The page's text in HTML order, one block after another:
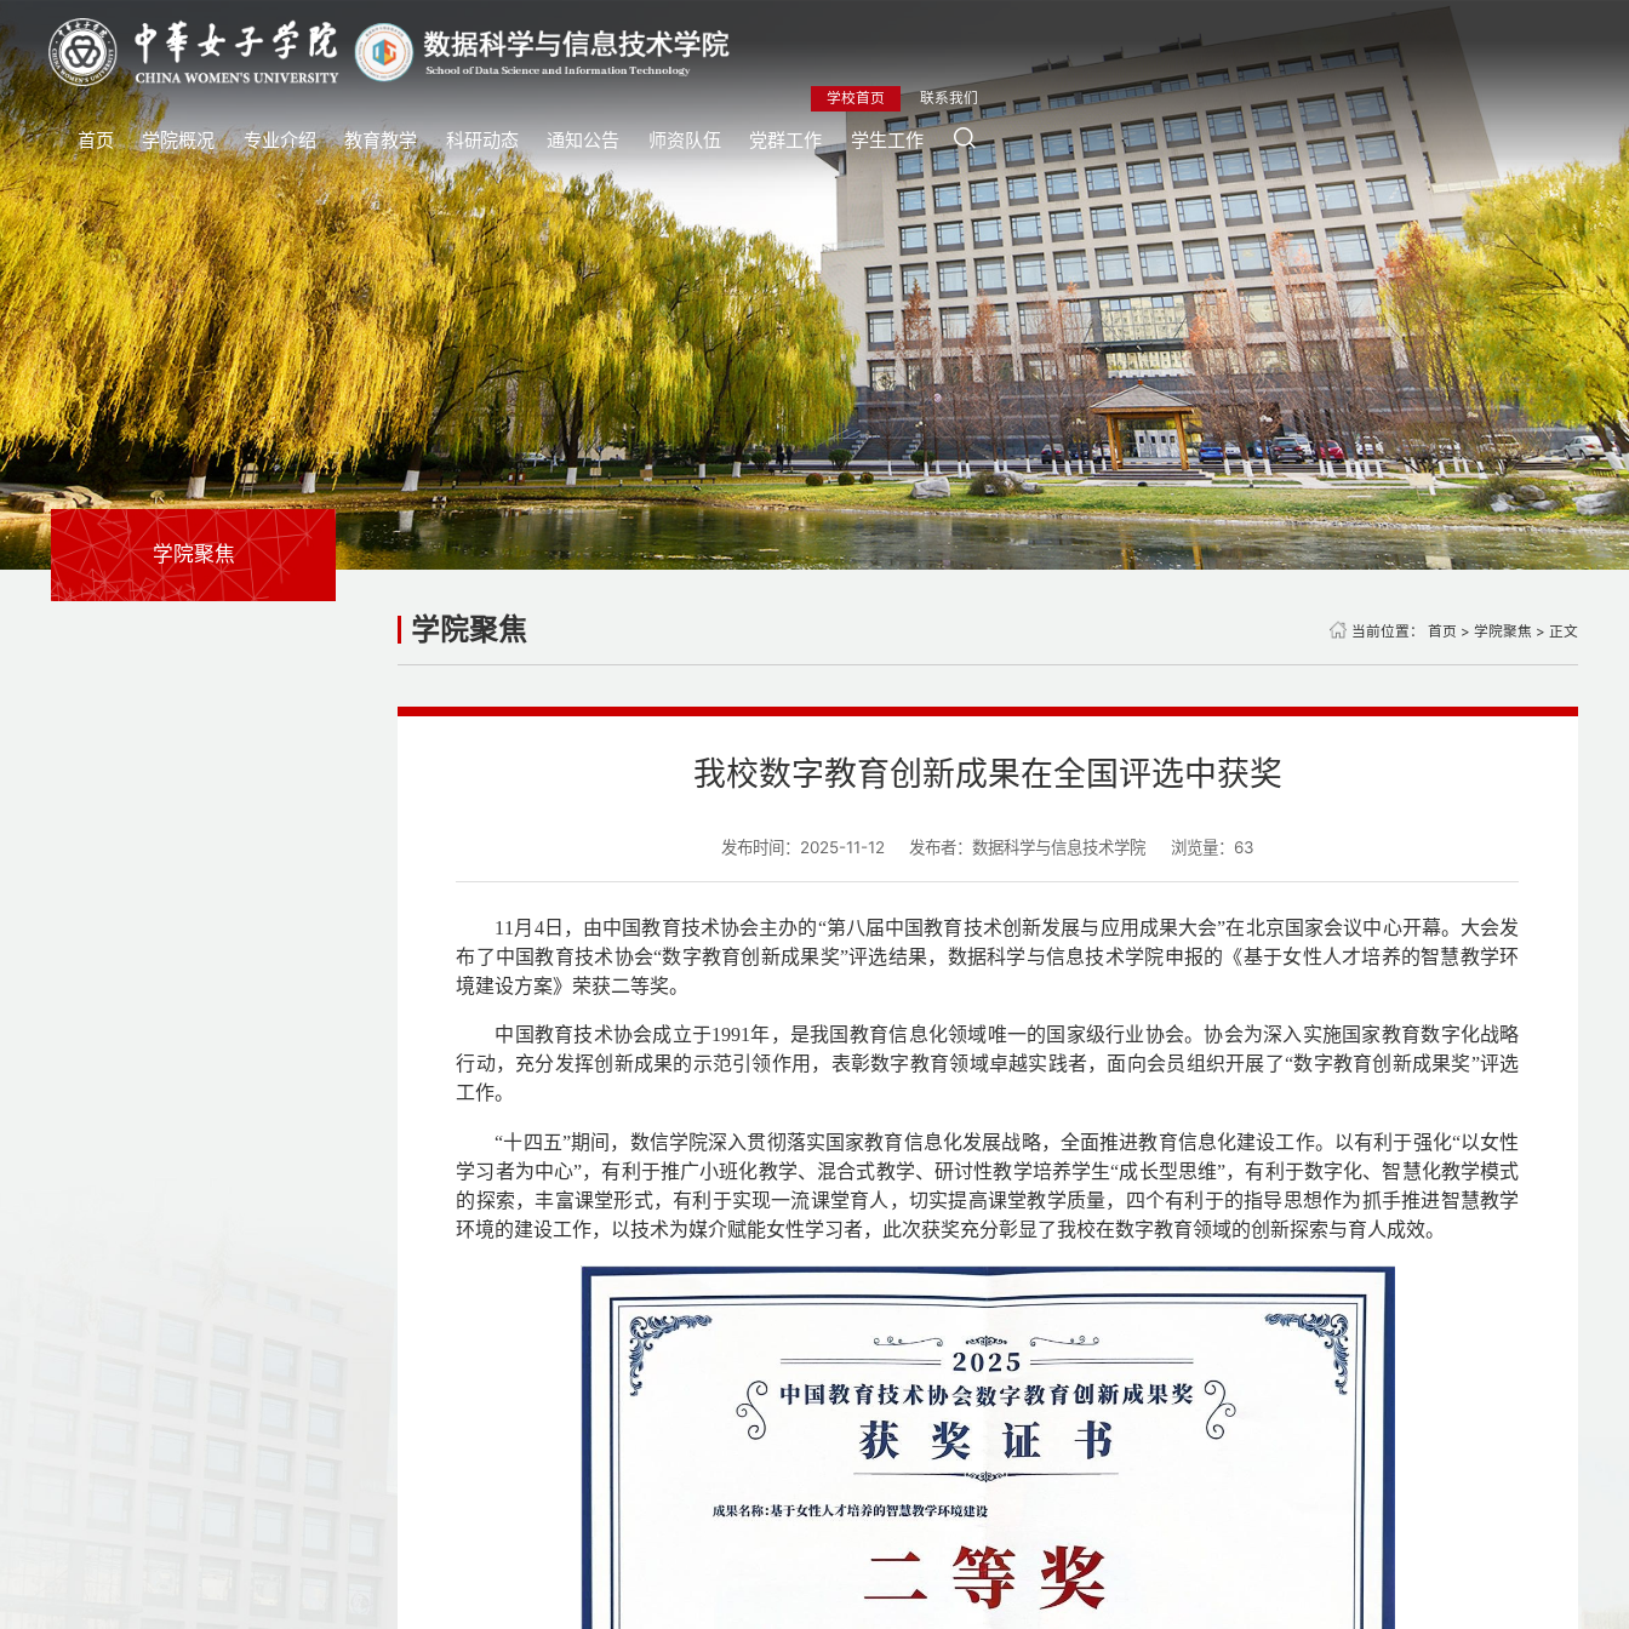
学校首页 联系我们
首页 学院概况 专业介绍 教育教学 科研动态 通知公告 师资队伍 党群工作 学生工作
学院聚焦
学院聚焦 当前位置： 首页 > 学院聚焦 > 正文
我校数字教育创新成果在全国评选中获奖
发布时间：2025-11-12 发布者：数据科学与信息技术学院 浏览量： 63
11 月 4日，由中国教育技术协会主办的“第八届中国教育技术创新发展与应用成果大会”在北京国家会议中心开幕。大会发
布了中国教育技术协会“数字教育创新成果奖”评选结果，数据科学与信息技术学院申报的《基于女性人才培养的智慧教学环
境建设方案》荣获二等奖。
中国教育技术协会成立于1991年，是我国教育信息化领域唯一的国家级行业协会。协会为深入实施国家教育数字化战略
行动，充分发挥创新成果的示范引领作用，表彰数字教育领域卓越实践者，面向会员组织开展了“数字教育创新成果奖”评选
工作。
“十四五”期间，数信学院深入贯彻落实国家教育信息化发展战略，全面推进教育信息化建设工作。以有利于强化“以女性
学习者为中心”，有利于推广小班化教学、混合式教学、研讨性教学培养学生“成长型思维”，有利于数字化、智慧化教学模式
的探索，丰富课堂形式，有利于实现一流课堂育人，切实提高课堂教学质量，四个有利于的指导思想作为抓手推进智慧教学
环境的建设工作，以技术为媒介赋能女性学习者，此次获奖充分彰显了我校在数字教育领域的创新探索与育人成效。